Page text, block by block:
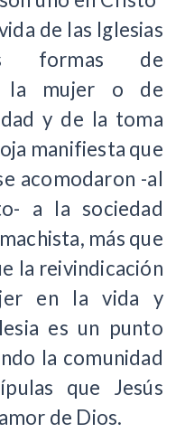
de las Iglesias
formas de
la mujer o de
y de la toma
manifiesta que
acomodaron -al
a la sociedad
más que
la reivindicación
en la vida y
es un punto
la comunidad
que Jesús
de Dios.